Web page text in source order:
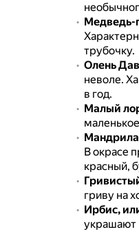
Медведь-
трубочку.
Олень
неволе.
в год.
Малый
Мандрила
В окрасе
красный,
гриву на
Ирбис,
украшают